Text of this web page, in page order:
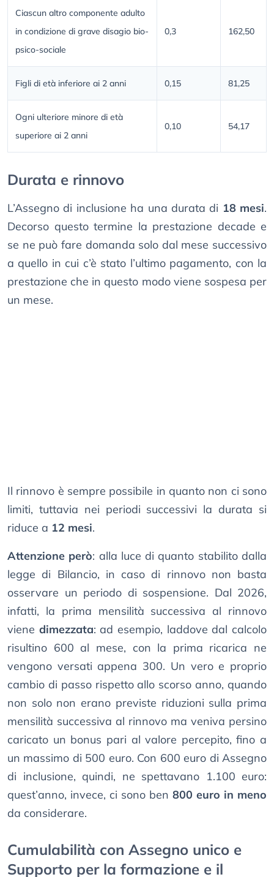
Ciascun altro componente adulto
in condizione di grave disagio bio-
psico-sociale
0,3 162,50
Figli di età inferiore ai 2 anni 0,15 81,25
Ogni ulteriore minore di età
superiore ai 2 anni
0,10 54,17
Durata e rinnovo
L’Assegno di inclusione ha una durata di 18 mesi.
Decorso questo termine la prestazione decade e
se ne può fare domanda solo dal mese successivo
a quello in cui c’è stato l’ultimo pagamento, con la
prestazione che in questo modo viene sospesa per
un mese.
Il rinnovo è sempre possibile in quanto non ci sono
limiti, tuttavia nei periodi successivi la durata si
riduce a 12 mesi.
Attenzione però: alla luce di quanto stabilito dalla
legge di Bilancio, in caso di rinnovo non basta
osservare un periodo di sospensione. Dal 2026,
infatti, la prima mensilità successiva al rinnovo
viene dimezzata: ad esempio, laddove dal calcolo
risultino 600 al mese, con la prima ricarica ne
vengono versati appena 300. Un vero e proprio
cambio di passo rispetto allo scorso anno, quando
non solo non erano previste riduzioni sulla prima
mensilità successiva al rinnovo ma veniva persino
caricato un bonus pari al valore percepito, fino a
un massimo di 500 euro. Con 600 euro di Assegno
di inclusione, quindi, ne spettavano 1.100 euro:
quest’anno, invece, ci sono ben 800 euro in meno
da considerare.
Cumulabilità con Assegno unico e
Supporto per la formazione e il